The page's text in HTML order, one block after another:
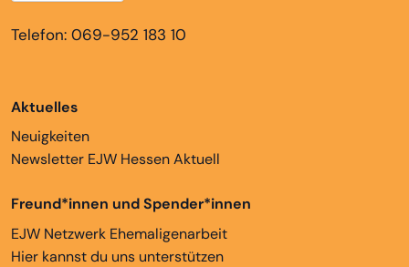
Telefon: 069-952 183 10
Aktuelles
Neuigkeiten
Newsletter EJW Hessen Aktuell
Freund*innen und Spender*innen
EJW Netzwerk Ehemaligenarbeit
Hier kannst du uns unterstützen